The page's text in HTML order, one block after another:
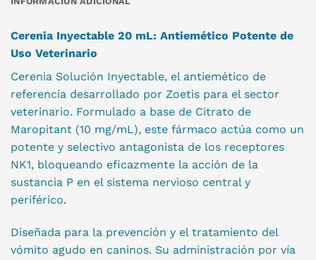
Cerenia Inyectable 20 mL: Antiemético Potente de
Uso Veterinario
Cerenia Solución Inyectable, el antiemético de
referencia desarrollado por Zoetis para el sector
veterinario. Formulado a base de Citrato de
Maropitant (10 mg/mL), este fármaco actúa como un
potente y selectivo antagonista de los receptores
NK1, bloqueando eficazmente la acción de la
sustancia P en el sistema nervioso central y
periférico.
Diseñada para la prevención y el tratamiento del
vómito agudo en caninos. Su administración por vía